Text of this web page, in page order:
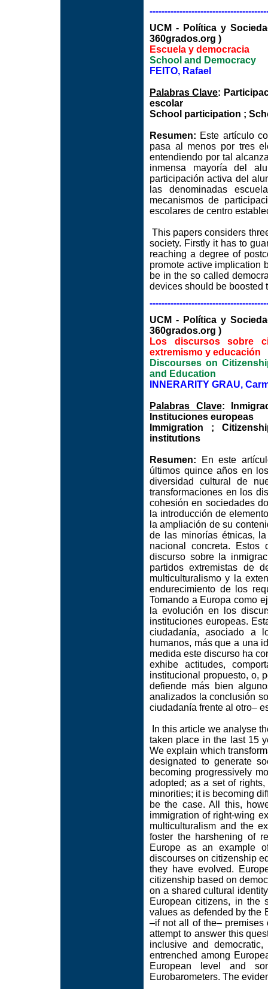
UCM - Política y
360grados.org )
Escuela y democracia
School and Democracy
FEITO, Rafael
Palabras Clave:
escolar
School participation ;
Resumen: Este artículo
pasa al menos por tres
entendiendo por tal
inmensa mayoría del
participación activa del
las denominadas
mecanismos de
escolares de centro
This papers considers
society. Firstly it has to
reaching a degree of
promote active implication
be in the so called
devices should be boosted
UCM - Política y
360grados.org )
Los discursos sobre
extremismo y educación
Discourses on
and Education
INNERARITY GRAU,
Palabras Clave:
Instituciones europeas
Immigration ;
institutions
Resumen: En este
últimos quince años en
diversidad cultural de
transformaciones en los
cohesión en sociedades
la introducción de
la ampliación de su
de las minorías étnicas,
nacional concreta. Estos
discurso sobre la
partidos extremistas de
multiculturalismo y la
endurecimiento de los
Tomando a Europa como
la evolución en los
instituciones europeas.
ciudadanía, asociado a
humanos, más que a una
medida este discurso ha
exhibe actitudes,
institucional propuesto, o,
defiende más bien
analizados la conclusión
ciudadanía frente al otro–
In this article we analyse
taken place in the last 15
We explain which
designated to generate
becoming progressively
adopted; as a set of
minorities; it is becoming
be the case. All this,
immigration of right-wing
multiculturalism and the
foster the harshening of
Europe as an example
discourses on citizenship
they have evolved.
citizenship based on
on a shared cultural
European citizens, in the
values as defended by the
–if not all of the– premises
attempt to answer this
inclusive and
entrenched among
European level and
Eurobarometers. The